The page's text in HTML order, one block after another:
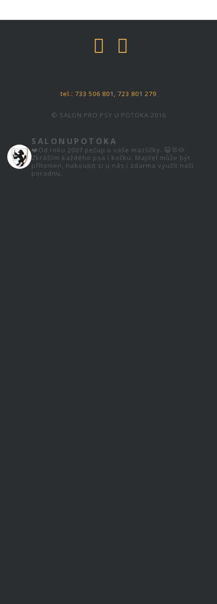
tel.: 733 506 801, 723 801 279
© SALON PRO PSY U POTOKA 2016
SALONUPOTOKA
❤️Od roku 2007 pečuji o vaše mazlíčky. 😺🐰🐶
Zkrášlím každého psa i kočku. Majitel může být
přítomen, nakoupit si u nás i zdarma využít naši
poradnu.